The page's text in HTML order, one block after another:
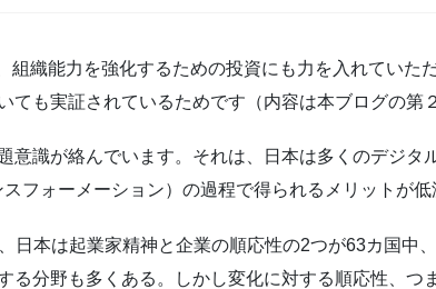
織能力を強化するための投資にも力を入れていた
ても実証されているためです（内容は本ブログの第
識が絡んでいます。それは、日本は多くのデジタ
フォーメーション）の過程で得られるメリットが低
本は起業家精神と企業の順応性の2つが63カ国中
る分野も多くある。しかし変化に対する順応性、